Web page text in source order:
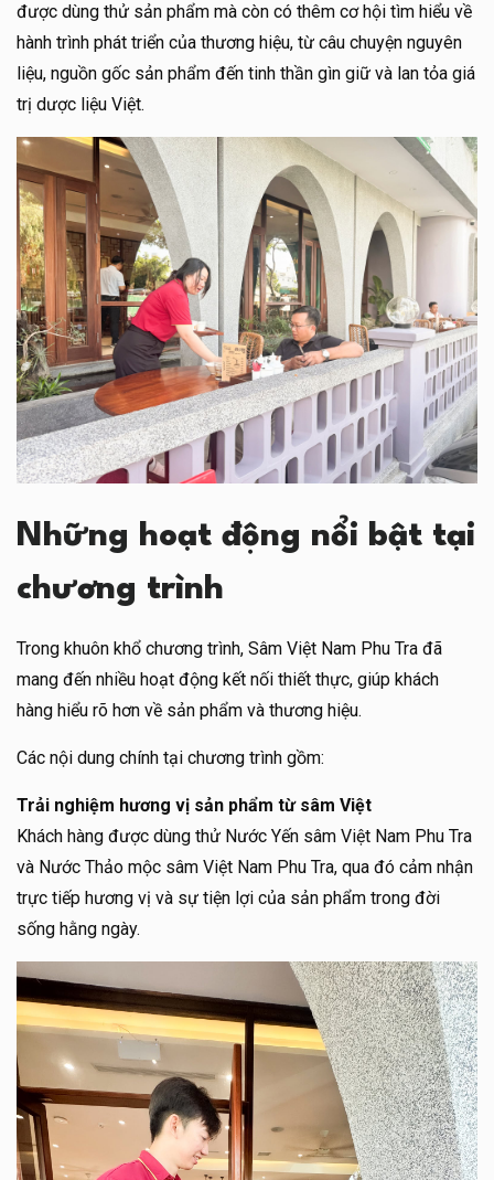
được dùng thử sản phẩm mà còn có thêm cơ hội tìm hiểu về
hành trình phát triển của thương hiệu, từ câu chuyện nguyên
liệu, nguồn gốc sản phẩm đến tinh thần gìn giữ và lan tỏa giá
trị dược liệu Việt.
Những hoạt động nổi bật tại
chương trình
Trong khuôn khổ chương trình, Sâm Việt Nam Phu Tra đã
mang đến nhiều hoạt động kết nối thiết thực, giúp khách
hàng hiểu rõ hơn về sản phẩm và thương hiệu.
Các nội dung chính tại chương trình gồm:
Trải nghiệm hương vị sản phẩm từ sâm Việt
Khách hàng được dùng thử Nước Yến sâm Việt Nam Phu Tra
và Nước Thảo mộc sâm Việt Nam Phu Tra, qua đó cảm nhận
trực tiếp hương vị và sự tiện lợi của sản phẩm trong đời
sống hằng ngày.